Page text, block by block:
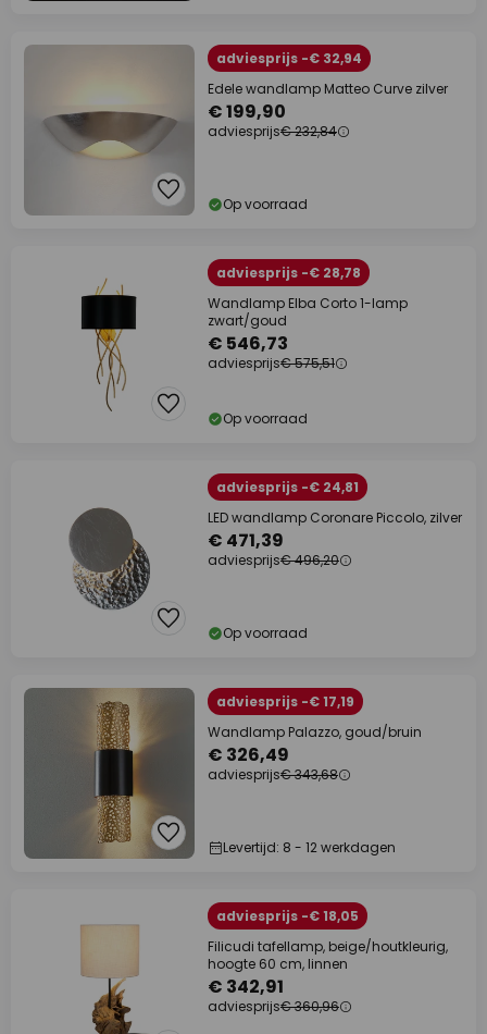
adviesprijs -€ 32,94
Edele wandlamp Matteo Curve zilver
€ 199,90
adviesprijs€ 232,84
Op voorraad
adviesprijs -€ 28,78
Wandlamp Elba Corto 1-lamp
zwart/goud
€ 546,73
adviesprijs€ 575,51
Op voorraad
adviesprijs -€ 24,81
LED wandlamp Coronare Piccolo, zilver
€ 471,39
adviesprijs€ 496,20
Op voorraad
adviesprijs -€ 17,19
Wandlamp Palazzo, goud/bruin
€ 326,49
adviesprijs€ 343,68
Levertijd: 8 - 12 werkdagen
adviesprijs -€ 18,05
Filicudi tafellamp, beige/houtkleurig,
hoogte 60 cm, linnen
€ 342,91
adviesprijs€ 360,96